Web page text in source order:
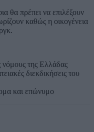
θα πρέπει να επιλέξουν
καθώς η οικογένεια
νόμους της Ελλάδας
διεκδικήσεις του
και επώνυμο